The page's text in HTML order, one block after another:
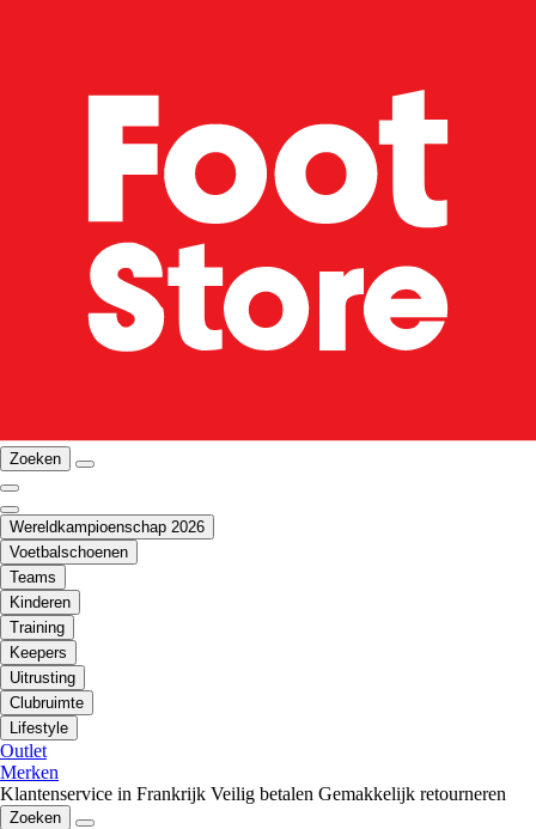
Zoeken
Wereldkampioenschap 2026
Voetbalschoenen
Teams
Kinderen
Training
Keepers
Uitrusting
Clubruimte
Lifestyle
Outlet
Merken
Klantenservice in Frankrijk Veilig betalen Gemakkelijk retourneren
Zoeken